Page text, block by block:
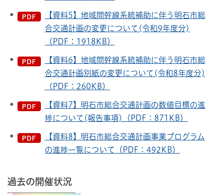
【資料5】地域間幹線系統補助に伴う明石市総
合交通計画の変更について(令和9年度分)
（PDF：1918KB）
【資料6】地域間幹線系統補助に伴う明石市総
合交通計画別紙の変更について(令和8年度分)
（PDF：260KB）
【資料7】明石市総合交通計画の数値目標の進
捗について(報告事項)（PDF：871KB）
【資料8】明石市総合交通計画事業プログラム
の進捗一覧について（PDF：492KB）
過去の開催状況